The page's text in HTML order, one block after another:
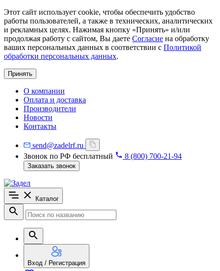
Этот сайт использует cookie, чтобы обеспечить удобство
работы пользователей, а также в технических, аналитических
и рекламных целях. Нажимая кнопку «Принять» и/или
продолжая работу с сайтом, Вы даете Согласие на обработку
ваших персональных данных в соответствии с Политикой
обработки персональных данных.
Принять
О компании
Оплата и доставка
Производители
Новости
Контакты
send@zadelrf.ru
Звонок по РФ бесплатный
8 (800) 700-21-94
Заказать звонок
Каталог
Вход / Регистрация